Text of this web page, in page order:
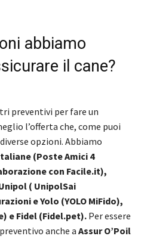
abbiamo
il cane?
preventivi per fare un
l’offerta che, come puoi
opzioni. Abbiamo
(Poste Amici 4
con Facile.it),
( UnipolSai
e Yolo (YOLO MiFido),
e Fidel (Fidel.pet). Per essere
anche a Assur O’Poil